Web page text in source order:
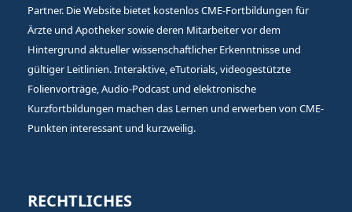
Partner. Die Website bietet kostenlos CME-Fortbildungen für
Ärzte und Apotheker sowie deren Mitarbeiter vor dem
Hintergrund aktueller wissenschaftlicher Erkenntnisse und
gültiger Leitlinien. Interaktive, eTutorials, videogestützte
Folienvorträge, Audio-Podcast und elektronische
Kurzfortbildungen machen das Lernen und erwerben von CME-
Punkten interessant und kurzweilig.
RECHTLICHES